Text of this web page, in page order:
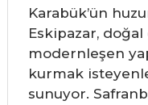
Karabük’ün
Eskipazar,
modernleşen
kurmak
sunuyor.